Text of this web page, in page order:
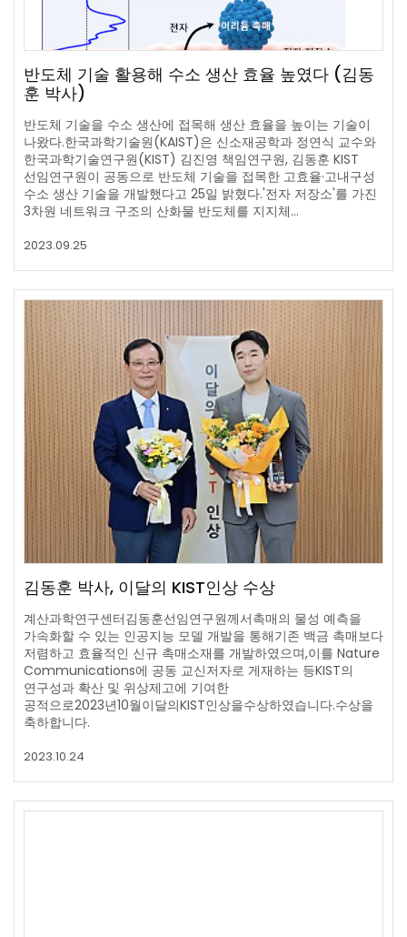
반도체 기술 활용해 수소 생산 효율 높였다 (김동
훈 박사)
반도체 기술을 수소 생산에 접목해 생산 효율을 높이는 기술이
나왔다.한국과학기술원(KAIST)은 신소재공학과 정연식 교수와
한국과학기술연구원(KIST) 김진영 책임연구원, 김동훈 KIST
선임연구원이 공동으로 반도체 기술을 접목한 고효율·고내구성
수소 생산 기술을 개발했다고 25일 밝혔다.'전자 저장소'를 가진
3차원 네트워크 구조의 산화물 반도체를 지지체…
2023.09.25
김동훈 박사, 이달의 KIST인상 수상
계산과학연구센터김동훈선임연구원께서촉매의 물성 예측을
가속화할 수 있는 인공지능 모델 개발을 통해기존 백금 촉매보다
저렴하고 효율적인 신규 촉매소재를 개발하였으며,이를 Nature
Communications에 공동 교신저자로 게재하는 등KIST의
연구성과 확산 및 위상제고에 기여한
공적으로2023년10월이달의KIST인상을수상하였습니다.수상을
축하합니다.
2023.10.24